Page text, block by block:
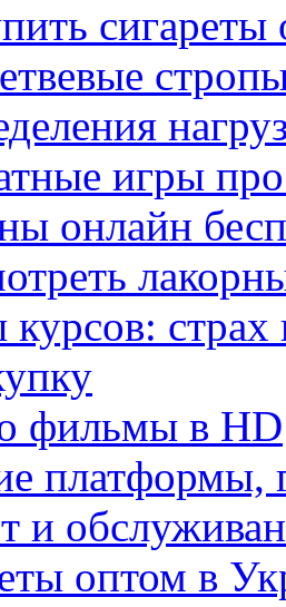
игры
онлайн
фильмы в HD
платформы,
и
оптом в